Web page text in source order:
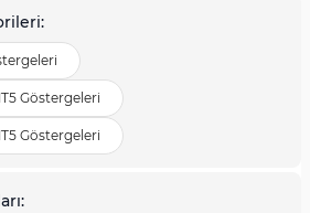
:
Göstergeleri
Göstergeleri
: